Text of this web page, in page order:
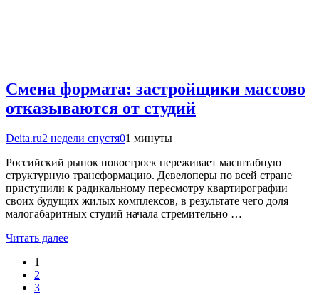
Смена формата: застройщики массово
отказываются от студий
Deita.ru2 недели спустя01 минуты
Российский рынок новостроек переживает масштабную
структурную трансформацию. Девелоперы по всей стране
приступили к радикальному пересмотру квартирографии
своих будущих жилых комплексов, в результате чего доля
малогабаритных студий начала стремительно …
Читать далее
1
2
3